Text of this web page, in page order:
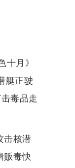
月》
艇正驶
毒品走
击核潜
贩毒快